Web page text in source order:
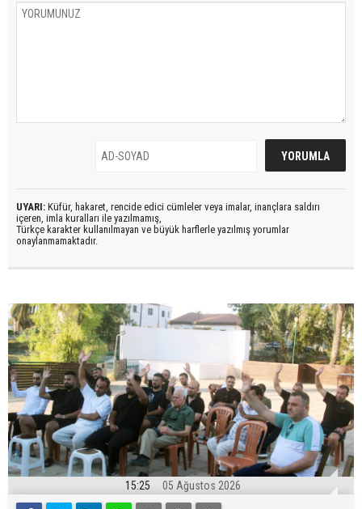
UYARI: Küfür, hakaret, rencide edici cümleler veya imalar, inançlara saldırı
içeren, imla kuralları ile yazılmamış,
Türkçe karakter kullanılmayan ve büyük harflerle yazılmış yorumlar
onaylanmamaktadır.
15:25 05 Ağustos 2026